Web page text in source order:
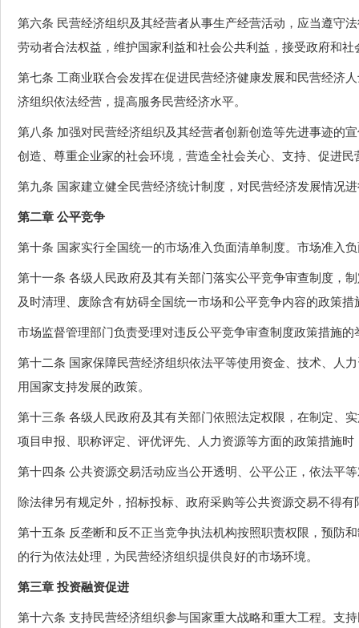
第六条 民营经济组织及其经营者从事生产经营活动，应当遵守
劳动者合法权益，维护国家利益和社会公共利益，接受政府和社
第七条 工商业联合会发挥在促进民营经济健康发展和民营经济
济组织依法经营，提高服务民营经济水平。
第八条 加强对民营经济组织及其经营者创新创造等先进事迹的
创造、尊重企业家的社会环境，营造全社会关心、支持、促进民
第九条 国家建立健全民营经济统计制度，对民营经济发展情况
第二章 公平竞争
第十条 国家实行全国统一的市场准入负面清单制度。市场准入
第十一条 各级人民政府及其有关部门落实公平竞争审查制度，
及时清理、废除含有妨碍全国统一市场和公平竞争内容的政策
市场监督管理部门负责受理对违反公平竞争审查制度政策措施的
第十二条 国家保障民营经济组织依法平等使用资金、技术、人
用国家支持发展的政策。
第十三条 各级人民政府及其有关部门依照法定权限，在制定、
项目申报、职称评定、评优评先、人力资源等方面的政策措施
第十四条 公共资源交易活动应当公开透明、公平公正，依法平
除法律另有规定外，招标投标、政府采购等公共资源交易不得
第十五条 反垄断和反不正当竞争执法机构按照职责权限，预防
的行为依法处理，为民营经济组织提供良好的市场环境。
第三章 投资融资促进
第十六条 支持民营经济组织参与国家重大战略和重大工程。支